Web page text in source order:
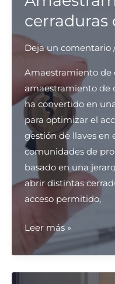
para
el
Deja un comentario
Amaestramiento de
amaestramiento de
ha convertido en
para optimizar el
gestión de llaves en
comunidades de
basado en una
abrir distintas
acceso permitido,
Amaestramiento
cerraduras
de
Leer más »